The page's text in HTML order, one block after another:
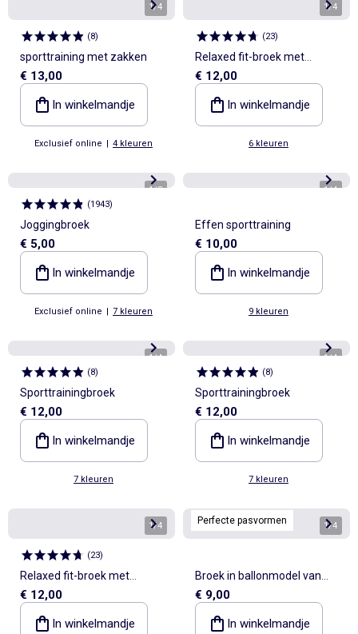
1/4
(8)
sporttraining met zakken
€ 13,00
In winkelmandje
Exclusief online | 4 kleuren
1/4
(23)
Relaxed fit-broek met
elastische taille
€ 12,00
In winkelmandje
6 kleuren
1/3
(1943)
Joggingbroek
€ 5,00
In winkelmandje
Exclusief online | 7 kleuren
1/4
Effen sporttraining
€ 10,00
In winkelmandje
9 kleuren
1/4
(8)
Sporttrainingbroek
€ 12,00
In winkelmandje
7 kleuren
1/4
(8)
Sporttrainingbroek
€ 12,00
In winkelmandje
7 kleuren
1/4
(23)
Relaxed fit-broek met
elastische taille
€ 12,00
In winkelmandje
Perfecte pasvormen 1/4
Broek in ballonmodel van
ongeruwde molton
€ 9,00
In winkelmandje